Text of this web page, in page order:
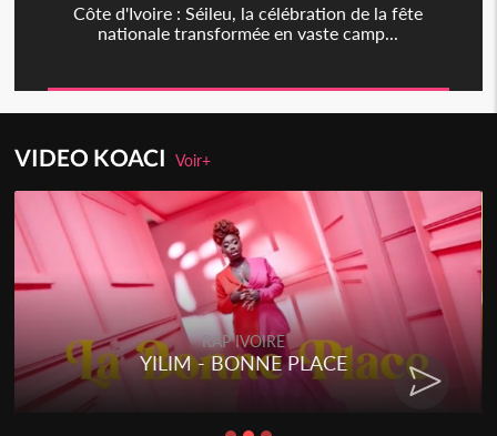
Côte d'Ivoire : Séileu, la célébration de la fête
nationale transformée en vaste camp...
VIDEO KOACIVoir+
RAP IVOIRE
YILIM - BONNE PLACE